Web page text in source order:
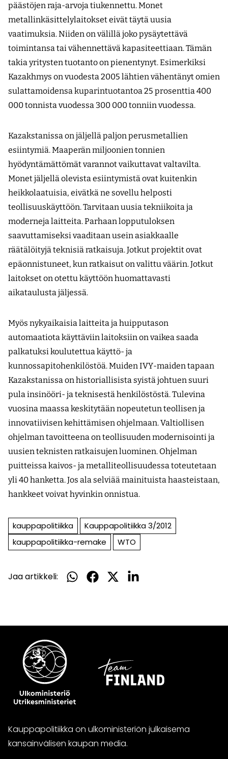
päästöjen raja-arvoja tiukennettu. Monet
metallinkäsittelylaitokset eivät täytä uusia
vaatimuksia. Niiden on välillä joko pysäytettävä
toimintansa tai vähennettävä kapasiteettiaan. Tämän
takia yritysten tuotanto on pienentynyt. Esimerkiksi
Kazakhmys on vuodesta 2005 lähtien vähentänyt omien
sulattamoidensa kuparintuotantoa 25 prosenttia 400
000 tonnista vuodessa 300 000 tonniin vuodessa.
Kazakstanissa on jäljellä paljon perusmetallien
esiintymiä. Maaperän miljoonien tonnien
hyödyntämättömät varannot vaikuttavat valtavilta.
Monet jäljellä olevista esiintymistä ovat kuitenkin
heikkolaatuisia, eivätkä ne sovellu helposti
teollisuuskäyttöön. Tarvitaan uusia tekniikoita ja
moderneja laitteita. Parhaan lopputuloksen
saavuttamiseksi vaaditaan usein asiakkaalle
räätälöityjä teknisiä ratkaisuja. Jotkut projektit ovat
epäonnistuneet, kun ratkaisut on valittu väärin. Jotkut
laitokset on otettu käyttöön huomattavasti
aikataulusta jäljessä.
Myös nykyaikaisia laitteita ja huipputason
automaatiota käyttäviin laitoksiin on vaikea saada
palkatuksi koulutettua käyttö- ja
kunnossapitohenkilöstöä. Muiden IVY-maiden tapaan
Kazakstanissa on historiallisista syistä johtuen suuri
pula insinööri- ja teknisestä henkilöstöstä. Tulevina
vuosina maassa keskitytään nopeutetun teollisen ja
innovatiivisen kehittämisen ohjelmaan. Valtiollisen
ohjelman tavoitteena on teollisuuden modernisointi ja
uusien teknisten ratkaisujen luominen. Ohjelman
puitteissa kaivos- ja metalliteollisuudessa toteutetaan
yli 40 hanketta. Jos ala selviää mainituista haasteistaan,
hankkeet voivat hyvinkin onnistua.
kauppapolitiikka
Kauppapolitiikka 3/2012
kauppapolitiikka-remake
WTO
Jaa artikkeli:
Jaa
Jaa
Jaa
Jaa
Kauppapolitiikka on ulkoministeriön julkaisema
kansainvälisen kaupan media.